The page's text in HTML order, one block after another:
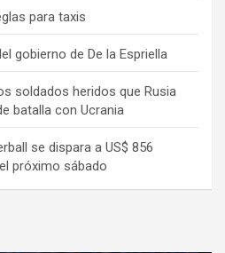
para taxis
gobierno de De la Espriella
soldados heridos que Rusia
batalla con Ucrania
se dispara a US$ 856
próximo sábado